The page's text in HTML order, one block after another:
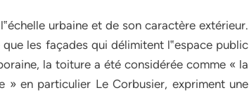
urbaine et de son caractère extérieur.
les façades qui délimitent l‟espace public
la toiture a été considérée comme « la
» en particulier Le Corbusier, expriment une